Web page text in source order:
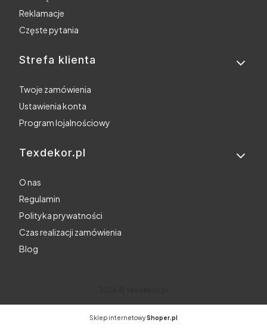
Reklamacje
Częste pytania
Strefa klienta
Twoje zamówienia
Ustawienia konta
Program lojalnościowy
Texdekor.pl
O nas
Regulamin
Polityka prywatności
Czas realizacji zamówienia
Blog
Sklep internetowyShoper.pl